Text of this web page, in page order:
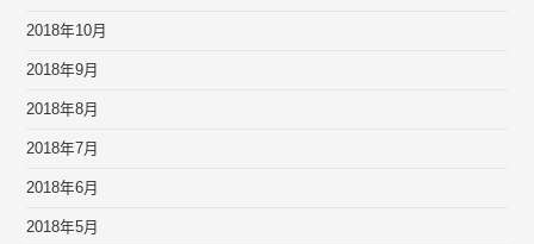
2018年10月
2018年9月
2018年8月
2018年7月
2018年6月
2018年5月